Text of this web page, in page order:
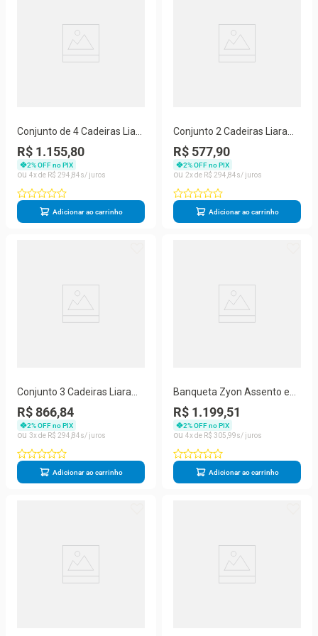
Conjunto de 4 Cadeiras Liara
Aço Cromado Tecido Bege
Aurora Line
R$ 1.155,80
2% OFF no PIX
4
R$ 294 84
Adicionar ao carrinho
Conjunto 2 Cadeiras Liara
Estrutura em Aço Assento
em Tecido Bege Aurora Line
R$ 577,90
2% OFF no PIX
2
R$ 294 84
Adicionar ao carrinho
Conjunto 3 Cadeiras Liara
Estrutura em Aço Tecido
Bege Aurora Line
R$ 866,84
2% OFF no PIX
3
R$ 294 84
Adicionar ao carrinho
Banqueta Zyon Assento em
Tecido Base Fixa com
Encosto Cinza Aurora Line
R$ 1.199,51
2% OFF no PIX
4
R$ 305 99
Adicionar ao carrinho